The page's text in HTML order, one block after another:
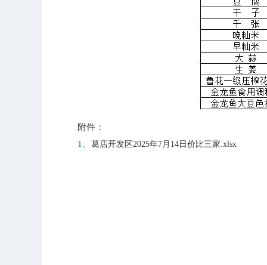
附件：
1、 葛店开发区2025年7月14日价比三家.xlsx